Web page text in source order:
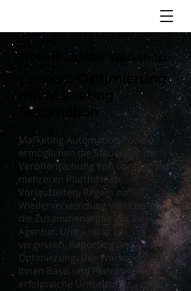
Ihr individueller Workshop:
Content-Optimierung
mit Marketing
Automation
Marketing Automation Tools
ermöglichen die Steuerung der
Veröffentlichung von Content auf
mehreren Plattformen:
Vorlaufzeiten, Regeln zur
Wiederverwendung von Content,
die Zusammenarbeit mit Ihrer
Agentur. Und – nicht zu
vergessen, Reporting und
Optimierung. Der Workshop gibt
Ihnen Basis und Plan für eine
erfolgreiche Umsetzung.